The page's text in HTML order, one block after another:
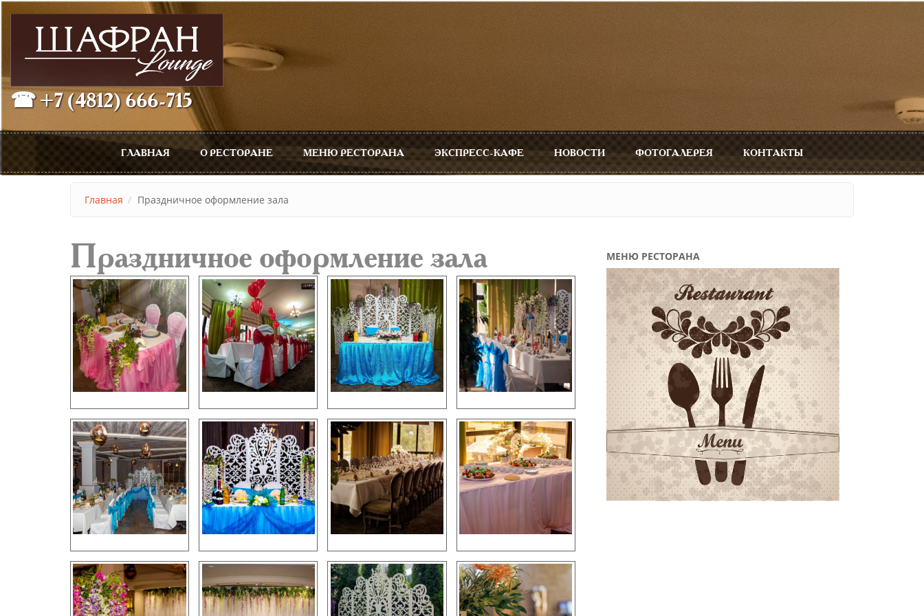
Перейти к основному содержанию
☎ +7 (4812) 666-715
Главное меню
ГЛАВНАЯ О РЕСТОРАНЕ МЕНЮ РЕСТОРАНА ЭКСПРЕСС-КАФЕ НОВОСТИ ФОТОГАЛЕРЕЯ КОНТАКТЫ
Главная Праздничное оформление зала
Праздничное оформление зала МЕНЮ РЕСТОРАНА